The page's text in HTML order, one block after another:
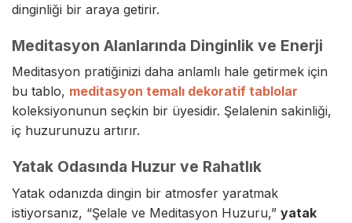
dinginliği bir araya getirir.
Meditasyon Alanlarında Dinginlik ve Enerji
Meditasyon pratiğinizi daha anlamlı hale getirmek için
bu tablo, meditasyon temalı dekoratif tablolar
koleksiyonunun seçkin bir üyesidir. Şelalenin sakinliği,
iç huzurunuzu artırır.
Yatak Odasında Huzur ve Rahatlık
Yatak odanızda dingin bir atmosfer yaratmak
istiyorsanız, “Şelale ve Meditasyon Huzuru,” yatak